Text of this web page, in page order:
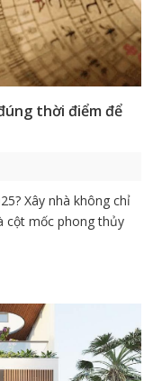
thời điểm để
Xây nhà không chỉ
cột mốc phong thủy